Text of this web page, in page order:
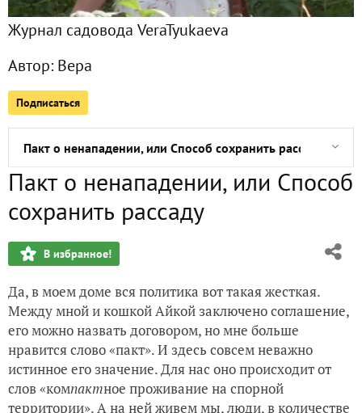
Журнал садовода VeraTyukaeva
Автор: Вера
Подписаться
Качество семян цинний
Тут про погоду спрашивали
Качество семян дельфиниума
Пакт о ненападении, или Способ сохранить рассаду
О качестве семян: статистика нового посева
Баклажан Чешский ранний против анемии
Нашла рецепты с использованием сумаха
Насекомые тоже болеют
Деревья стареют и гибнут
Пакт о ненападении, или Способ
сохранить рассаду
В избранное!
Да, в моем доме вся политика вот такая жесткая.
Между мной и кошкой Айкой заключено соглашение,
его можно назвать договором, но мне больше
нравится слово «пакт». И здесь совсем неважно
истинное его значение. Для нас оно происходит от
слов «компактное проживание на спорной
территории». А на ней живем мы, люди, в количестве